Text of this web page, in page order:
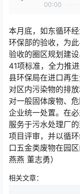
00:00
本月底，如东循环
环保部的验收，为
验收的圈区规划建
41项标准，全力推
县环保局在进口再
对区内污染物的排
对一般固体废物、
企业统一处置。在
服务于污水处理厂
项目评审，并以循
口五金类废物在园
燕燕 董志勇）
相关文章：